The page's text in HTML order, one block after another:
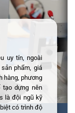
uy tín, ngoài
phẩm, giá
hàng, phương
tạo dựng nên
là đội ngũ kỹ
có trình độ